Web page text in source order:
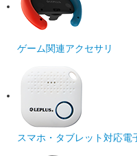
ゲーム関連アクセサリ
スマホ・タブレット対応電